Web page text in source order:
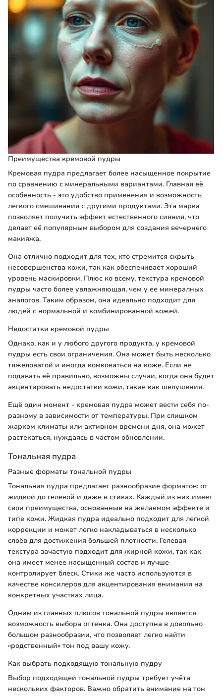
Преимущества кремовой пудры
Кремовая пудра предлагает более насыщенное покрытие
по сравнению с минеральными вариантами. Главная её
особенность - это удобство применения и возможность
легкого смешивания с другими продуктами. Эта марка
позволяет получить эффект естественного сияния, что
делает её популярным выбором для создания вечернего
макияжа.
Она отлично подходит для тех, кто стремится скрыть
несовершенства кожи, так как обеспечивает хороший
уровень маскировки. Плюс ко всему, текстура кремовой
пудры часто более увлажняющая, чем у ее минералных
аналогов. Таким образом, она идеально подходит для
людей с нормальной и комбинированной кожей.
Недостатки кремовой пудры
Однако, как и у любого другого продукта, у кремовой
пудры есть свои ограничения. Она может быть несколько
тяжеловатой и иногда комковаться на коже. Если не
подавать её правильно, возможны случаи, когда она будет
акцентировать недостатки кожи, такие как шелушения.
Ещё один момент - кремовая пудра может вести себя по-
разному в зависимости от температуры. При слишком
жарком климаты или активном времени дня, она может
растекаться, нуждаясь в частом обновлении.
Тональная пудра
Разные форматы тональной пудры
Тональная пудра предлагает разнообразие форматов: от
жидкой до гелевой и даже в стиках. Каждый из них имеет
свои преимущества, основанные на желаемом эффекте и
типе кожи. Жидкая пудра идеально подходит для легкой
коррекции и может легко накладываться в несколько
слоёв для достижения большей плотности. Гелевая
текстура зачастую подходит для жирной кожи, так как
она имеет менее насыщенный состав и лучше
контролирует блеск. Стики же часто используются в
качестве консилеров для акцентирования внимания на
конкретных участках лица.
Одним из главных плюсов тональной пудры является
возможность выбора оттенка. Она доступна в довольно
большом разнообразии, что позволяет легко найти
«родственный» тон под вашу кожу.
Как выбрать подходящую тональную пудру
Выбор подходящей тональной пудры требует учёта
нескольких факторов. Важно обратить внимание на тон